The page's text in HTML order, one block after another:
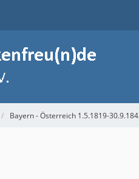
Bayern - Österreich 1.5.1819-